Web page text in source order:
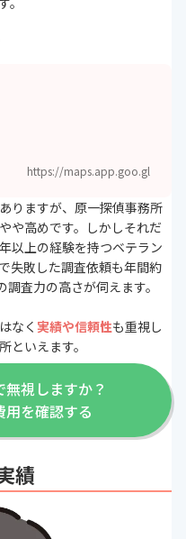
https://maps.app.goo.gl
りますが、原一探偵事務所
や高めです。しかしそれだ
以上の経験を持つベテラン
失敗した調査依頼も年間約
査力の高さが伺えます。
なく 実績や信頼性も重視し
といえます。
視しますか？
用を確認する
績